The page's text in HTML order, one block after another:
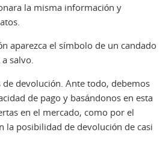
la misma información y
aparezca el símbolo de un candado
salvo.
devolución. Ante todo, debemos
de pago y basándonos en esta
en el mercado, como por el
la posibilidad de devolución de casi